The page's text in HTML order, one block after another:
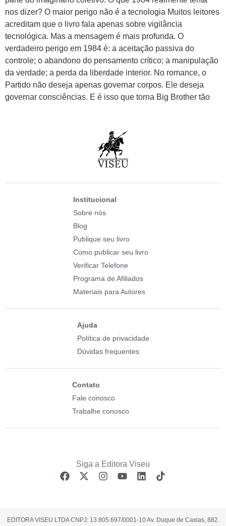
nos dizer? O maior perigo não é a tecnologia Muitos leitores
acreditam que o livro fala apenas sobre vigilância
tecnológica. Mas a mensagem é mais profunda. O
verdadeiro perigo em 1984 é: a aceitação passiva do
controle; o abandono do pensamento crítico; a manipulação
da verdade; a perda da liberdade interior. No romance, o
Partido não deseja apenas governar corpos. Ele deseja
governar consciências. E é isso que torna Big Brother tão
Institucional
Sobre nós
Blog
Publique seu livro
Como publicar seu livro
Verificar Telefone
Programa de Afiliados
Materiais para Autores
Ajuda
Política de privacidade
Dúvidas frequentes
Contato
Fale conosco
Trabalhe conosco
EDITORA VISEU LTDA CNPJ: 13.805.697/0001-10 Av. Duque de Caxias, 882.